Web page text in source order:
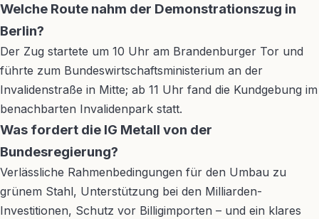
Welche Route nahm der Demonstrationszug in
Berlin?
Der Zug startete um 10 Uhr am Brandenburger Tor und
führte zum Bundeswirtschaftsministerium an der
Invalidenstraße in Mitte; ab 11 Uhr fand die Kundgebung im
benachbarten Invalidenpark statt.
Was fordert die IG Metall von der
Bundesregierung?
Verlässliche Rahmenbedingungen für den Umbau zu
grünem Stahl, Unterstützung bei den Milliarden-
Investitionen, Schutz vor Billigimporten – und ein klares